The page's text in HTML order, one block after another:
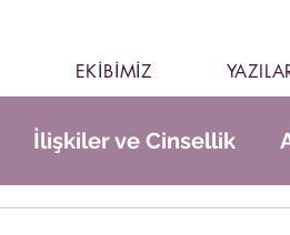
EKİBİMİZ
İlişkiler ve Cinsellik